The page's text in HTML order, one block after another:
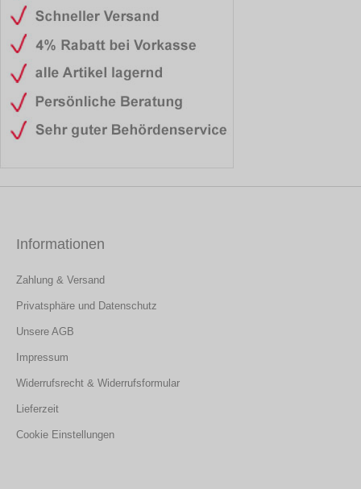
Informationen
Zahlung & Versand
Privatsphäre und Datenschutz
Unsere AGB
Impressum
Widerrufsrecht & Widerrufsformular
Lieferzeit
Cookie Einstellungen